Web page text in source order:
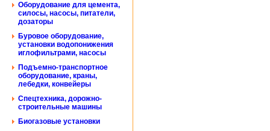
Оборудование для цемента,
силосы, насосы, питатели,
дозаторы
Буровое оборудование,
установки водопонижения
иглофильтрами, насосы
Подъемно-транспортное
оборудование, краны,
лебедки, конвейеры
Спецтехника, дорожно-
строительные машины
Биогазовые установки